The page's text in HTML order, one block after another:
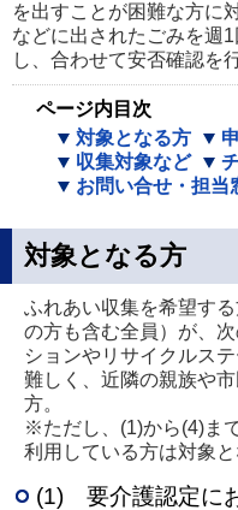
を出すことが困難な方に
などに出されたごみを週
し、合わせて安否確認を
ページ内目次
対象となる方
収集対象など
お問い合せ・担当
対象となる方
ふれあい収集を希望す
の方も含む全員）が、
ションやリサイクルス
難しく、近隣の親族や
方。
※ただし、(1)から(4)ま
利用している方は対象と
(1) 要介護認定に